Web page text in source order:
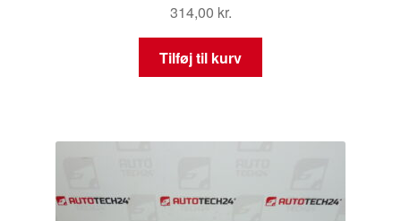
314,00 kr.
Tilføj til kurv